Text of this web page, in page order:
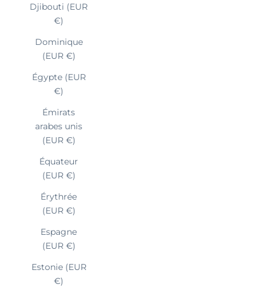
Djibouti (EUR
€)
Dominique
(EUR €)
Égypte (EUR
€)
Émirats
arabes unis
(EUR €)
Équateur
(EUR €)
Érythrée
(EUR €)
Espagne
(EUR €)
Estonie (EUR
€)